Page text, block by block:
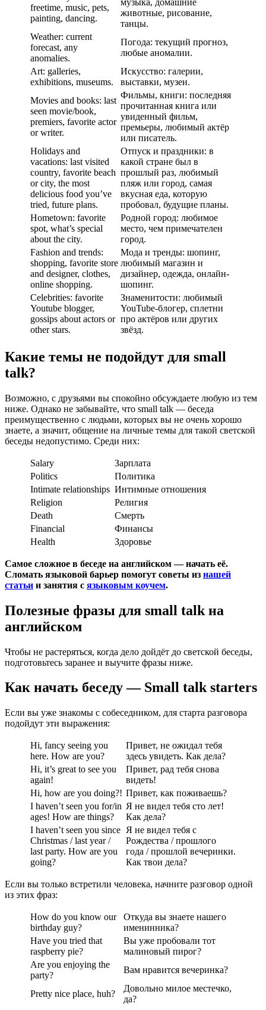
freetime, music, pets,
painting, dancing.
музыка, домашние
животные, рисование,
танцы.
Weather: current
forecast, any
anomalies.
Погода: текущий прогноз,
любые аномалии.
Art: galleries,
exhibitions, museums.
Искусство: галерии,
выставки, музеи.
Movies and books: last
seen movie/book,
premiers, favorite actor
or writer.
Фильмы, книги: последняя
прочитанная книга или
увиденный фильм,
премьеры, любимый актёр
или писатель.
Holidays and
vacations: last visited
country, favorite beach
or city, the most
delicious food you’ve
tried, future plans.
Отпуск и праздники: в
какой стране был в
прошлый раз, любимый
пляж или город, самая
вкусная еда, которую
пробовал, будущие планы.
Hometown: favorite
spot, what’s special
about the city.
Родной город: любимое
место, чем примечателен
город.
Fashion and trends:
shopping, favorite store
and designer, clothes,
online shopping.
Мода и тренды: шопинг,
любимый магазин и
дизайнер, одежда, онлайн-
шопинг.
Celebrities: favorite
Youtube blogger,
gossips about actors or
other stars.
Знаменитости: любимый
YouTube-блогер, сплетни
про актёров или других
звёзд.
Какие темы не подойдут для small
talk?
Возможно, с друзьями вы спокойно обсуждаете любую из тем
ниже. Однако не забывайте, что small talk — беседа
преимущественно с людьми, которых вы не очень хорошо
знаете, а значит, общение на личные темы для такой светской
беседы недопустимо. Среди них:
Salary
Зарплата
Politics
Политика
Intimate relationships Интимные отношения
Religion
Религия
Death
Смерть
Financial
Финансы
Health
Здоровье
Самое сложное в беседе на английском — начать её.
Сломать языковой барьер помогут советы из нашей
статьи и занятия с языковым коучем.
Полезные фразы для small talk на
английском
Чтобы не растеряться, когда дело дойдёт до светской беседы,
подготовьтесь заранее и выучите фразы ниже.
Как начать беседу — Small talk starters
Если вы уже знакомы с собеседником, для старта разговора
подойдут эти выражения:
Hi, fancy seeing you
here. How are you?
Привет, не ожидал тебя
здесь увидеть. Как дела?
Hi, it’s great to see you
again!
Привет, рад тебя снова
видеть!
Hi, how are you doing?! Привет, как поживаешь?
I haven’t seen you for/in
ages! How are things?
Я не видел тебя сто лет!
Как дела?
I haven’t seen you since
Christmas / last year /
last party. How are you
going?
Я не видел тебя с
Рождества / прошлого
года / прошлой вечеринки.
Как твои дела?
Если вы только встретили человека, начните разговор одной
из этих фраз:
How do you know our
birthday guy?
Откуда вы знаете нашего
именинника?
Have you tried that
raspberry pie?
Вы уже пробовали тот
малиновый пирог?
Are you enjoying the
party?
Вам нравится вечеринка?
Pretty nice place, huh?
Довольно милое местечко,
да?